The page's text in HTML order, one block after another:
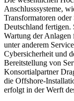
Anschlusssysteme,
Transformatoren
Deutschland fertigen.
Wartung der Anlagen
unter anderem
Cybersicherheit und
Bereitstellung von
Konsortialpartner
die Offshore-
erfolgt in der Werft